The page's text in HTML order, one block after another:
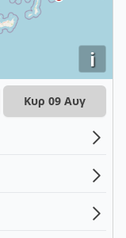
i
Κυρ 09 Αυγ